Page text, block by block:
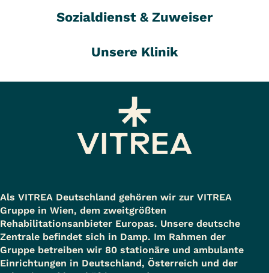
Sozialdienst & Zuweiser
Unsere Klinik
Als VITREA Deutschland gehören wir zur VITREA
Gruppe in Wien, dem zweitgrößten
Rehabilitationsanbieter Europas. Unsere deutsche
Zentrale befindet sich in Damp. Im Rahmen der
Gruppe betreiben wir 80 stationäre und ambulante
Einrichtungen in Deutschland, Österreich und der